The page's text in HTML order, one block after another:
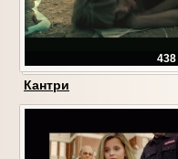
438
Кантри